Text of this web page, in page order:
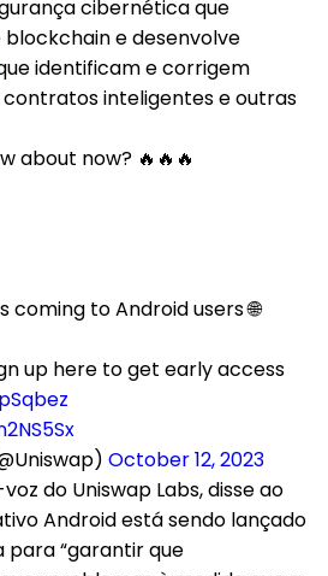
cibernética que
e desenvolve
identificam e corrigem
inteligentes e outras
about now? 🔥🔥🔥
coming to Android users 🌐
up here to get early access
October 12, 2023
do Uniswap Labs, disse ao
Android está sendo lançado
para “garantir que